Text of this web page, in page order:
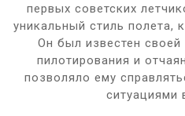
первых советских
уникальный стиль полета,
Он был известен своей
пилотирования и
позволяло ему
ситуациями